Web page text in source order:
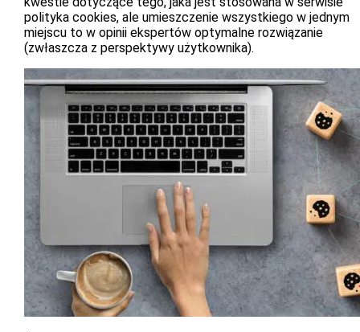
polityka cookies, ale umieszczenie wszystkiego w jednym
miejscu to w opinii ekspertów optymalne rozwiązanie
(zwłaszcza z perspektywy użytkownika).